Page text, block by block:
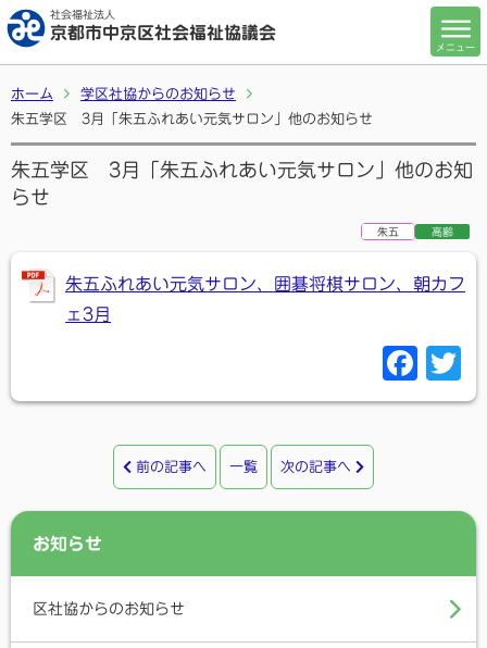
社会福祉法人
京都市中京区社会福祉協議会
メニュー
ホーム
学区社協からのお知らせ
朱五学区 3月「朱五ふれあい元気サロン」他のお知らせ
朱五学区 3月「朱五ふれあい元気サロン」他のお知
らせ
朱五 高齢
朱五ふれあい元気サロン、囲碁将棋サロン、朝カフ
ェ3月
F
a
b
o
t
e
r
前の記事へ 一覧 次の記事へ
お知らせ
区社協からのお知らせ